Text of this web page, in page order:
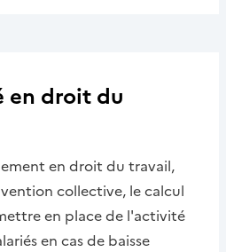
en droit du
en droit du travail,
collective, le calcul
en place de l'activité
en cas de baisse